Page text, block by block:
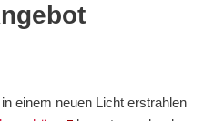
einem neuen Licht erstrahlen